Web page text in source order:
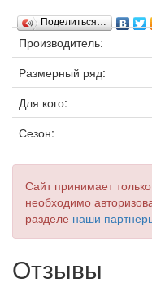
Поделиться…
Производитель:
Размерный ряд:
Для кого:
Сезон:
Сайт принимает
необходимо
разделе наши
Отзывы